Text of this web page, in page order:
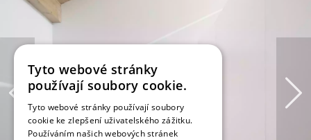
Tyto webové stránky
používají soubory cookie.
Tyto webové stránky používají soubory
cookie ke zlepšení uživatelského zážitku.
Používáním našich webových stránek